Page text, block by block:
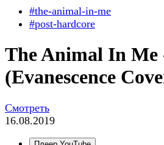
#the-animal-in-me
#post-hardcore
The Animal In Me
(Evanescence
Смотреть
16.08.2019